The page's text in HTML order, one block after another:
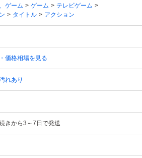
ゲーム ゲーム
テレビゲーム
タイトル アクション
価格相場を見る
れあり
きから3～7日で発送